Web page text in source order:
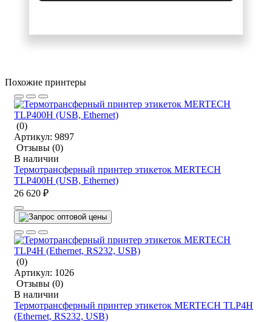
Похожие принтеры
(0)
Артикул: 9897
Отзывы (0)
В наличии
Термотрансферный принтер этикеток MERTECH
TLP400H (USB, Ethernet)
26 620 ₽
(0)
Артикул: 1026
Отзывы (0)
В наличии
Термотрансферный принтер этикеток MERTECH TLP4H
(Ethernet, RS232, USB)